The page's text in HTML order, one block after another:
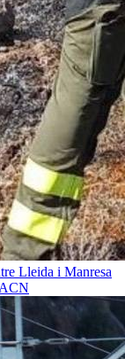
Lleida i Manresa
ACN